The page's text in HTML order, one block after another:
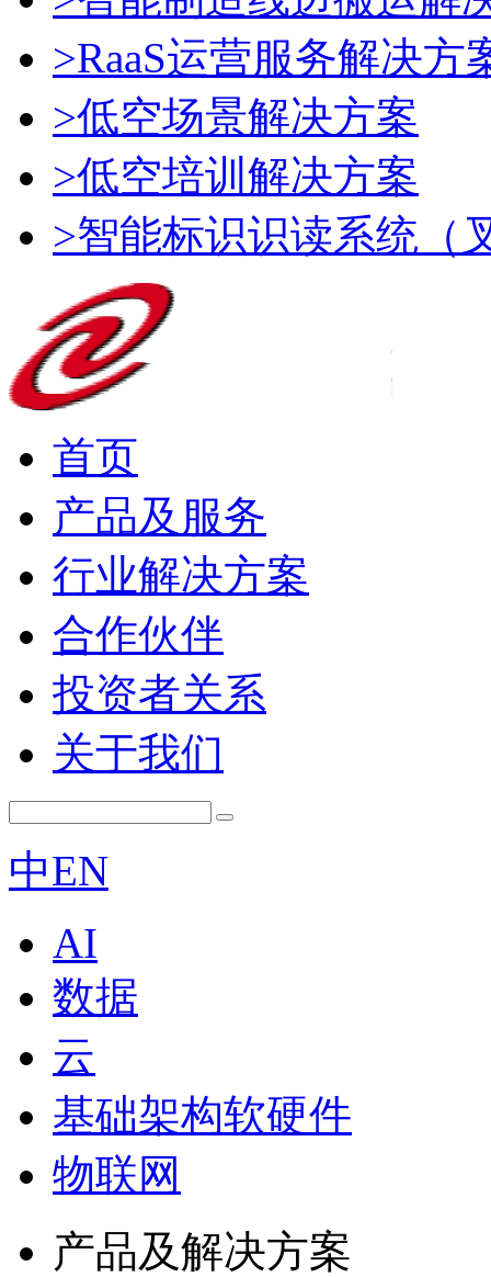
>RaaS运营服务解决方
>低空场景解决方案
>低空培训解决方案
>智能标识识读系统（
首页
产品及服务
行业解决方案
合作伙伴
投资者关系
关于我们
中EN
AI
数据
云
基础架构软硬件
物联网
产品及解决方案